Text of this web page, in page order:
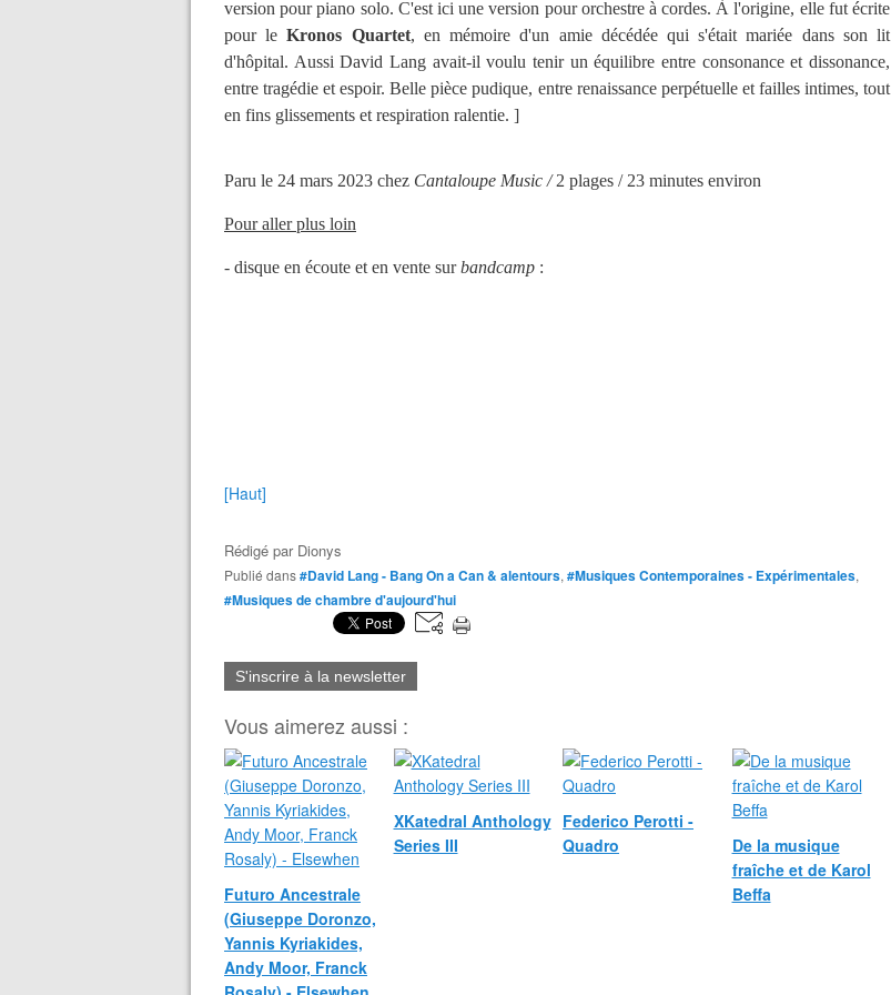
version pour piano solo. C'est ici une version pour orchestre à cordes. À l'origine, elle fut écrite
pour leKronos Quartet, en mémoire d'un amie décédée qui s'était mariée dans son lit
d'hôpital. Aussi David Lang avait-il voulu tenir un équilibre entre consonance et dissonance,
entre tragédie et espoir. Belle pièce pudique, entre renaissance perpétuelle et failles intimes, tout
en fins glissements et respiration ralentie. ]
Paru le 24 mars 2023 chez Cantaloupe Music /2 plages / 23 minutes environ
Pour aller plus loin
- disque en écoute et en vente surbandcamp :
[Haut]
Rédigé par Dionys
Publié dans#David Lang - Bang On a Can & alentours, #Musiques Contemporaines - Expérimentales,
#Musiques de chambre d'aujourd'hui
S'inscrire à la newsletter
Vous aimerez aussi :
Futuro Ancestrale
(Giuseppe Doronzo,
Yannis Kyriakides,
Andy Moor, Franck
XKatedral Anthology
Series III
Federico Perotti -
Quadro
De la musique
fraîche et de Karol
Beffa